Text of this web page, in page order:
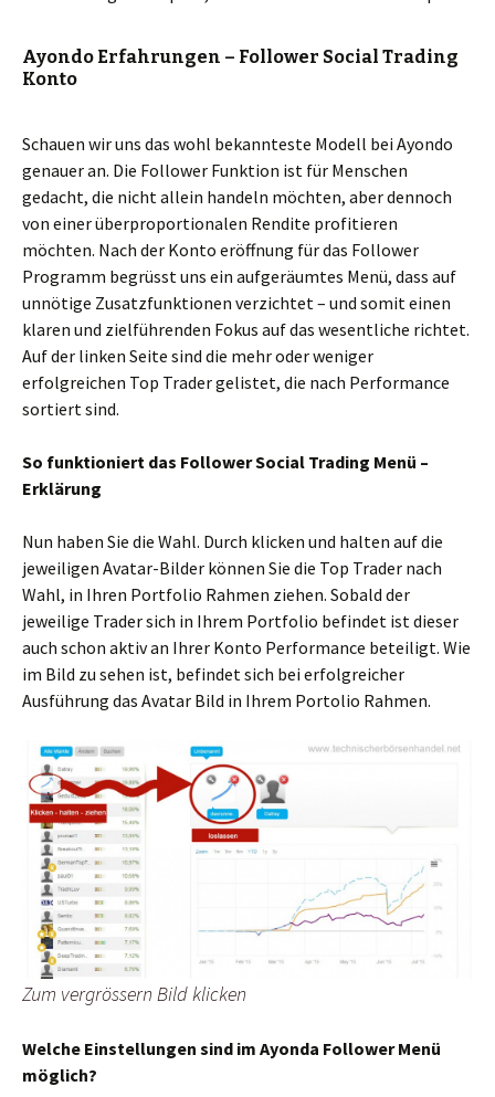
Ayondo Erfahrungen – Follower Social Trading
Konto
Schauen wir uns das wohl bekannteste Modell bei Ayondo
genauer an. Die Follower Funktion ist für Menschen
gedacht, die nicht allein handeln möchten, aber dennoch
von einer überproportionalen Rendite profitieren
möchten. Nach der Konto eröffnung für das Follower
Programm begrüsst uns ein aufgeräumtes Menü, dass auf
unnötige Zusatzfunktionen verzichtet – und somit einen
klaren und zielführenden Fokus auf das wesentliche richtet.
Auf der linken Seite sind die mehr oder weniger
erfolgreichen Top Trader gelistet, die nach Performance
sortiert sind.
So funktioniert das Follower Social Trading Menü –
Erklärung
Nun haben Sie die Wahl. Durch klicken und halten auf die
jeweiligen Avatar-Bilder können Sie die Top Trader nach
Wahl, in Ihren Portfolio Rahmen ziehen. Sobald der
jeweilige Trader sich in Ihrem Portfolio befindet ist dieser
auch schon aktiv an Ihrer Konto Performance beteiligt. Wie
im Bild zu sehen ist, befindet sich bei erfolgreicher
Ausführung das Avatar Bild in Ihrem Portolio Rahmen.
Zum vergrössern Bild klicken
Welche Einstellungen sind im Ayonda Follower Menü
möglich?